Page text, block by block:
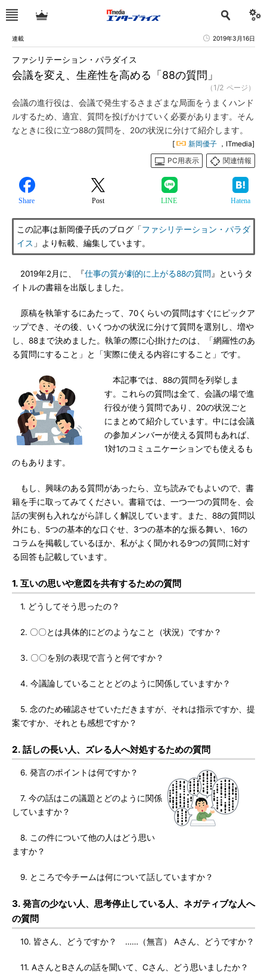
連載 2019年3月16日
会議を変え、生産性を高める「88の質問」
ファシリテーション・パラダイス
（1/2 ページ）
会議の進行役は、会議で発生するさまざまな局面をうまくハンド
ルするため、適宜、質問を投げかけていく必要があります。そん
なときに役に立つ88の質問を、20の状況に分けて紹介します。
[ 新岡優子 ，ITmedia]
PC用表示
関連情報
Share Post LINE Hatena
この記事は新岡優子氏のブログ「ファシリテーション・パラダ
イス 」より転載、編集しています。
2019年2月に、『仕事の質が劇的に上がる88の質問 』というタ
イトルの書籍を出版しました。
原稿を執筆するにあたって、70くらいの質問はすぐにピックア
ップでき、その後、いくつかの状況に分けて質問を選別し、増や
し、88まで決めました。執筆の際に心掛けたのは、「網羅性のあ
る質問にすること」と「実際に使える内容にすること」です。
本記事では、88の質問を列挙しま
す。これらの質問は全て、会議の場で進
行役が使う質問であり、20の状況ごと
にまとめて紹介しています。中には会議
の参加メンバーが使える質問もあれば、
1対1のコミュニケーションでも使えるも
のもあります。
もし、興味のある質問があったら、立ち読みでもよいので、書
籍を手に取ってみてください。書籍では、一つ一つの質問を、会
話の実例も入れながら詳しく解説しています。また、88の質問以
外にも、5つの基本的な口ぐせ、3つの基本的な振る舞い、16の
コラムを掲載しているほか、私がよく聞かれる9つの質問に対す
る回答も記載しています。
1. 互いの思いや意図を共有するための質問
1. どうしてそう思ったの？
2. 〇〇とは具体的にどのようなこと（状況）ですか？
3. 〇〇を別の表現で言うと何ですか？
4. 今議論していることとどのように関係していますか？
5. 念のため確認させていただきますが、それは指示ですか、提
案ですか、それとも感想ですか？
2. 話しの長い人、ズレる人へ対処するための質問
6. 発言のポイントは何ですか？
7. 今の話はこの議題とどのように関係
していますか？
8. この件について他の人はどう思い
ますか？
9. ところで今チームは何について話していますか？
3. 発言の少ない人、思考停止している人、ネガティブな人へ
の質問
10. 皆さん、どうですか？ ……（無言） Aさん、どうですか？
11. AさんとBさんの話を聞いて、Cさん、どう思いましたか？